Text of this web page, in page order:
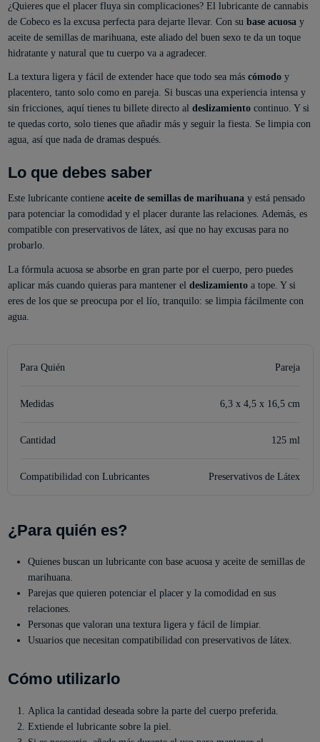
¿Quieres que el placer fluya sin complicaciones? El lubricante de cannabis
de Cobeco es la excusa perfecta para dejarte llevar. Con su base acuosay
aceite de semillas de marihuana, este aliado del buen sexo te da un toque
hidratante y natural que tu cuerpo va a agradecer.
La textura ligera y fácil de extender hace que todo sea más cómodoy
placentero, tanto solo como en pareja. Si buscas una experiencia intensa y
sin fricciones, aquí tienes tu billete directo al deslizamientocontinuo. Y si
te quedas corto, solo tienes que añadir más y seguir la fiesta. Se limpia con
agua, así que nada de dramas después.
Lo que debes saber
Este lubricante contiene aceite de semillas de marihuanay está pensado
para potenciar la comodidad y el placer durante las relaciones. Además, es
compatible con preservativos de látex, así que no hay excusas para no
probarlo.
La fórmula acuosa se absorbe en gran parte por el cuerpo, pero puedes
aplicar más cuando quieras para mantener el deslizamientoa tope. Y si
eres de los que se preocupa por el lío, tranquilo: se limpia fácilmente con
agua.
Para Quién Pareja
Medidas 6,3 x 4,5 x 16,5 cm
Cantidad 125 ml
Compatibilidad con Lubricantes Preservativos de Látex
¿Para quién es?
Quienes buscan un lubricante con base acuosa y aceite de semillas de
marihuana.
Parejas que quieren potenciar el placer y la comodidad en sus
relaciones.
Personas que valoran una textura ligera y fácil de limpiar.
Usuarios que necesitan compatibilidad con preservativos de látex.
Cómo utilizarlo
Aplica la cantidad deseada sobre la parte del cuerpo preferida.
Extiende el lubricante sobre la piel.